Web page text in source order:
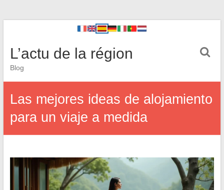
L’actu de la région
Blog
Las mejores ideas de alojamiento
para un viaje a medida